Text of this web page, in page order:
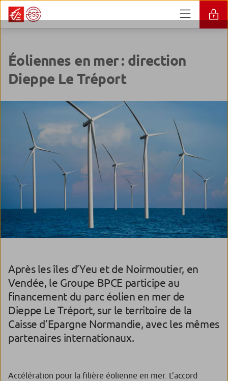
Éoliennes en mer : direction
Dieppe Le Tréport
Après les îles d’Yeu et de Noirmoutier, en
Vendée, le Groupe BPCE participe au
financement du parc éolien en mer de
Dieppe Le Tréport, sur le territoire de la
Caisse d’Epargne Normandie, avec les mêmes
partenaires internationaux.
Accélération pour la filière éolienne en mer. L’accord